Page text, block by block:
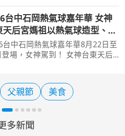
，結合藝文展覽、客庄文化、山
、海岸風光及在地特色體驗，規
日、二日及三日
台中石岡熱氣球嘉年華 女神
天后宮媽祖以熱氣球造型、李
一起加持助陣
台中石岡熱氣球嘉年華8月22日至
場，女神駕到！ 女神台東天后
的民眾，若錯過8月20日前東台
行的台灣國際熱氣
父親節 美食
多新聞